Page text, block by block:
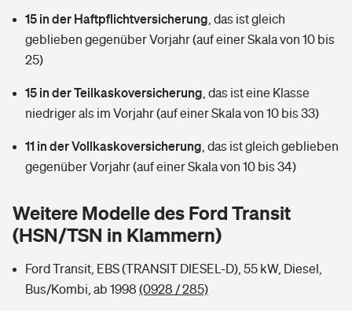
Wer versichert was: Jetzt Versicherer finden
Sie haben Fragen?
Mietkautionsversicherung
Restkreditversicherung
Hochwasser-Check: Wie gefährdet ist Ihr Haus?
Wer versichert was: Jetzt Versicherer finden
Kinderinvalidität
Hundehalter-Haftpflicht
Private Cyberversicherung
Musikinstrumentenversicherung
Tierkrankenversicherung
Zur Übersicht
Tools
Wer versichert was: Jetzt Versicherer finden
Sie haben Fragen?
Rentenrechner: Wie viel Geld bekomme ich im Alter?
15 in der Haftpflichtversicherung das ist gleich
geblieben gegenüber Vorjahr (auf einer Skala von 10 bis
25)
15 in der Teilkaskoversicherung das ist eine Klasse
niedriger als im Vorjahr (auf einer Skala von 10 bis 33)
11 in der Vollkaskoversicherung das ist gleich geblieben
gegenüber Vorjahr (auf einer Skala von 10 bis 34)
Weitere Modelle des Ford Transit
(HSN/TSN in Klammern)
Ford Transit, EBS (TRANSIT DIESEL-D), 55 kW, Diesel,
Bus/Kombi, ab 1998 (0928 / 285)